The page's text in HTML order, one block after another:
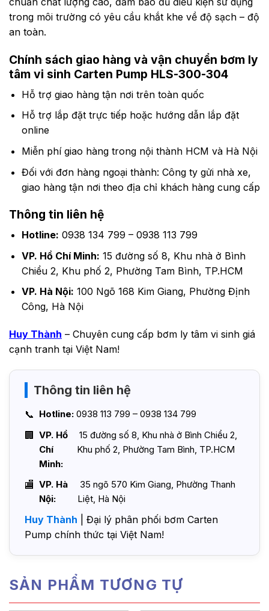
63
–
63
22.0
2900
–
76
76
51
30.0
2900
–
76
89
–
76
trong môi trường có yêu cầu khắt khe về độ sạch – độ
an toàn.
Chính sách giao hàng và vận chuyển bơm ly
tâm vi sinh Carten Pump HLS-300-304
Hỗ trợ giao hàng tận nơi trên toàn quốc
Hỗ trợ lắp đặt trực tiếp hoặc hướng dẫn lắp đặt
online
Miễn phí giao hàng trong nội thành HCM và Hà Nội
Đối với đơn hàng ngoại thành: Công ty gửi nhà xe,
giao hàng tận nơi theo địa chỉ khách hàng cung cấp
Thông tin liên hệ
Hotline: 0938 134 799 – 0938 113 799
VP. Hồ Chí Minh: 15 đường số 8, Khu nhà ở Bình
Chiểu 2, Khu phố 2, Phường Tam Bình, TP.HCM
VP. Hà Nội: 100 Ngõ 168 Kim Giang, Phường Định
Công, Hà Nội
Huy Thành – Chuyên cung cấp bơm ly tâm vi sinh giá
cạnh tranh tại Việt Nam!
Thông tin liên hệ
Hotline: 0938 113 799 – 0938 134 799
VP. Hồ
Chí
Minh:
15 đường số 8, Khu nhà ở Bình Chiểu 2,
Khu phố 2, Phường Tam Bình, TP.HCM
VP. Hà
Nội:
35 ngõ 570 Kim Giang, Phường Thanh
Liệt, Hà Nội
Huy Thành | Đại lý phân phối bơm Carten
Pump chính thức tại Việt Nam!
SẢN PHẨM TƯƠNG TỰ